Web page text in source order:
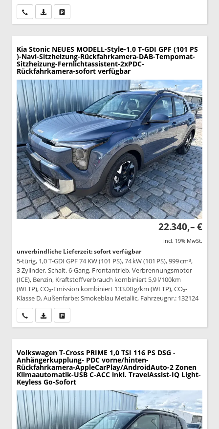
Wir rufen Sie anPDF-Datei, Fahrzeugexposé drucken
Kia Stonic NEUES MODELL-Style-1,0 T-GDI GPF (101 PS
)-Navi-Sitzheizung-Rückfahrkamera-DAB-Tempomat-
Sitzheizung-Fernlichtassistent-2xPDC-
Rückfahrkamera-sofort verfügbar
22.340,– €
incl. 19% MwSt.
unverbindliche Lieferzeit: sofort verfügbar
5-türig, 1,0 T-GDI GPF 74 KW (101 PS), 74 kW (101 PS), 999 cm³,
3 Zylinder, Schalt. 6-Gang, Frontantrieb, Verbrennungsmotor
(ICE), Benzin, Kraftstoffverbrauch kombiniert 5,9 l/100km
(WLTP), CO₂-Emission kombiniert 133.00 g/km (WLTP), CO₂-
Klasse D, Außenfarbe: Smokeblau Metallic, Fahrzeugnr.: 132124
Wir rufen Sie anPDF-Datei, Fahrzeugexposé drucken
Volkswagen T-Cross PRIME 1,0 TSI 116 PS DSG -
Anhängerkupplung- PDC vorne/hinten-
Rückfahrkamera-AppleCarPlay/AndroidAuto-2 Zonen
Klimaautomatik-USB C-ACC inkl. TravelAssist-IQ Light-
Keyless Go-Sofort